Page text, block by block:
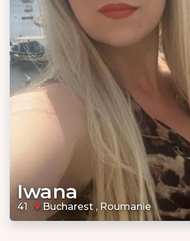
Iwana
41 Bucharest , Roumanie